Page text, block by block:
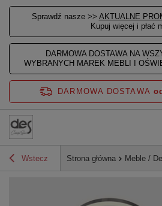
Sprawdź nasze >> AKTUALNE
Kupuj więcej i płać
DARMOWA DOSTAWA NA
WYBRANYCH MAREK MEBLI I
DARMOWA DOSTAWA
Wstecz Strona główna Meble /